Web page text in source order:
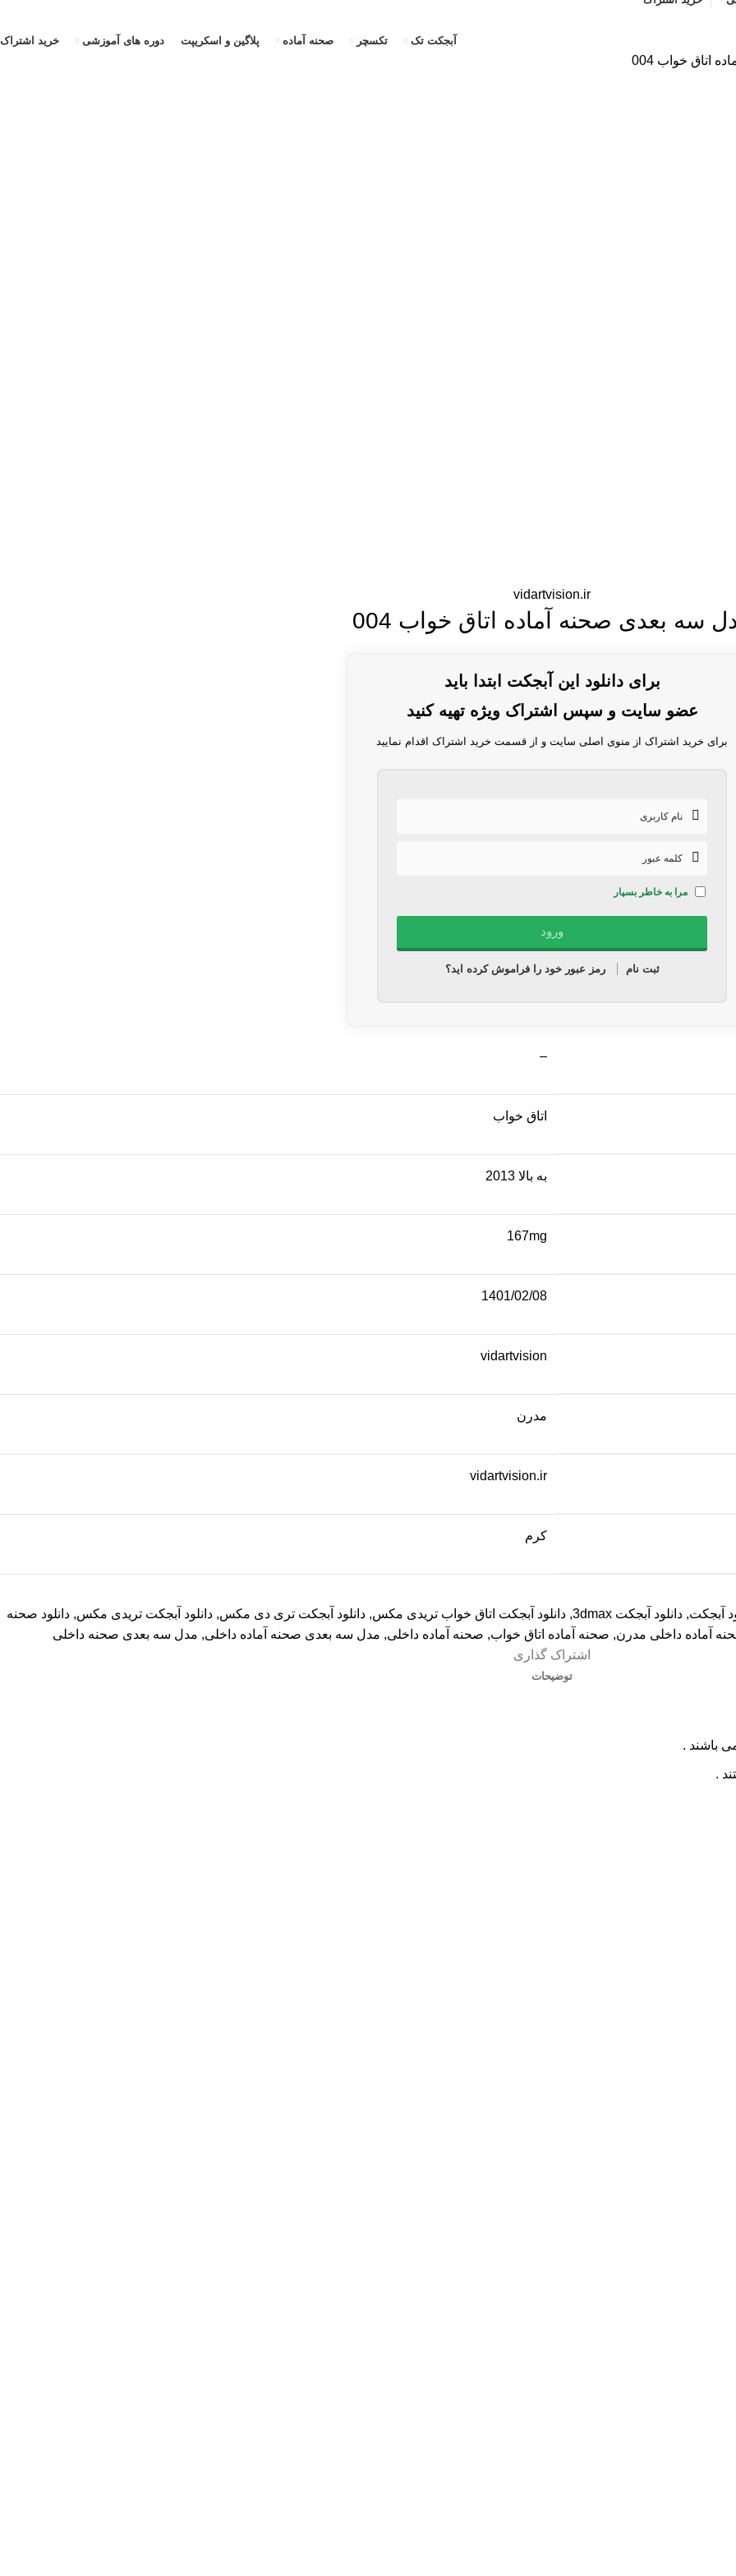
آبجکت تک تکسچر صحنه آماده پلاگین و اسکریپت دوره های آموزشی خرید اشتراک
اتاق خواب 004
vidartvision.ir
سه بعدی صحنه آماده اتاق خواب 004
برای دانلود این آبجکت ابتدا باید
عضو سایت و سپس اشتراک ویژه تهیه کنید
برای خرید اشتراک از منوی اصلی سایت و از قسمت خرید اشتراک اقدام نمایید
مرا به خاطر بسپار
ثبت نام رمز عبور خود را فراموش کرده اید؟
–
اتاق خواب
به بالا 2013
167mg
1401/02/08
vidartvision
مدرن
vidartvision.ir
کرم
آبجکت, دانلود آبجکت 3dmax , دانلود آبجکت اتاق خواب تریدی مکس, دانلود آبجکت تری دی مکس, دانلود آبجکت تریدی مکس, دانلود صحنه
آماده داخلی مدرن, صحنه آماده اتاق خواب, صحنه آماده داخلی, مدل سه بعدی صحنه آماده داخلی, مدل سه بعدی صحنه داخلی
اشتراک گذاری
توضیحات
باشند .
.